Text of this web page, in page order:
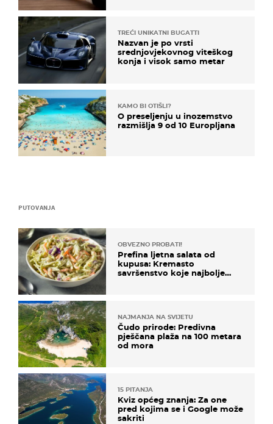
PUTOVANJA
OBVEZNO PROBATI!
Prefina ljetna salata od
kupusa: Kremasto
savršenstvo koje najbolje
NAJMANJA NA SVIJETU
Čudo prirode: Predivna
pješčana plaža na 100 metara
od mora
15 PITANJA
Kviz općeg znanja: Za one
pred kojima se i Google može
sakriti
TREĆI UNIKATNI BUGATTI
Nazvan je po vrsti
srednjovjekovnog viteškog
konja i visok samo metar
KAMO BI OTIŠLI?
O preseljenju u inozemstvo
razmišlja 9 od 10 Europljana